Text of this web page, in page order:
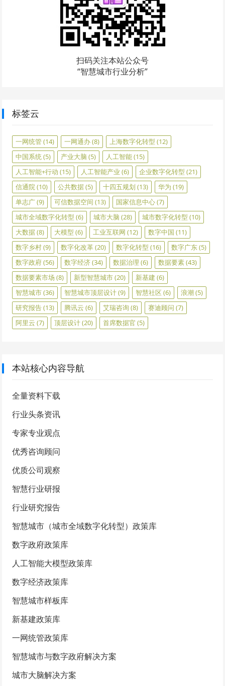
扫码关注本站公众号
“智慧城市行业分析”
标签云
一网统管(14) 一网通办(8) 上海数字化转型 (12)
中国系统(5) 产业大脑 (5) 人工智能(15)
人工智能+行动 (15) 人工智能产业 (6) 企业数字化转型 (21)
信通院(10) 公共数据(5) 十四五规划 (13) 华为 (19)
单志广(9) 可信数据空间 (13) 国家信息中心(7)
城市全域数字化转型 (6) 城市大脑 (28) 城市数字化转型 (10)
大数据(8) 大模型 (6) 工业互联网 (12) 数字中国 (11)
数字乡村(9) 数字化改革(20) 数字化转型 (16) 数字广东(5)
数字政府(56) 数字经济(34) 数据治理 (6) 数据要素(43)
数据要素市场 (8) 新型智慧城市(20) 新基建 (6)
智慧城市(36) 智慧城市顶层设计(9) 智慧社区 (6) 浪潮(5)
研究报告(13) 腾讯云 (6) 艾瑞咨询 (8) 赛迪顾问 (7)
阿里云 (7) 顶层设计(20) 首席数据官 (5)
本站核心内容导航
全量资料下载
行业头条资讯
专家专业观点
优秀咨询顾问
优质公司观察
智慧行业研报
行业研究报告
智慧城市（城市全域数字化转型）政策库
数字政府政策库
人工智能大模型政策库
数字经济政策库
智慧城市样板库
新基建政策库
一网统管政策库
智慧城市与数字政府解决方案
城市大脑解决方案